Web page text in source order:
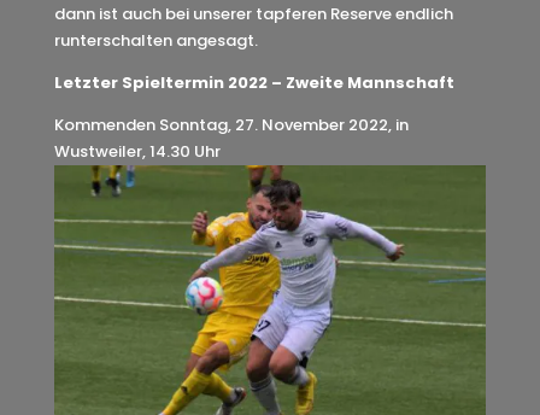
dann ist auch bei unserer tapferen Reserve endlich
runterschalten angesagt.
Letzter Spieltermin 2022 – Zweite Mannschaft
Kommenden Sonntag, 27. November 2022, in
Wustweiler, 14.30 Uhr